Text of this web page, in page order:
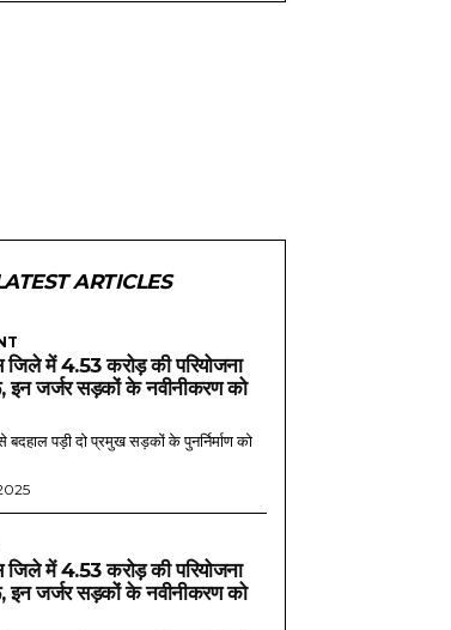
ARTICLES
जिले में 4.53 करोड़ की परियोजना
इन जर्जर सड़कों के नवीनीकरण को
पड़ी दो प्रमुख सड़कों के पुनर्निर्माण को
जिले में 4.53 करोड़ की परियोजना
इन जर्जर सड़कों के नवीनीकरण को